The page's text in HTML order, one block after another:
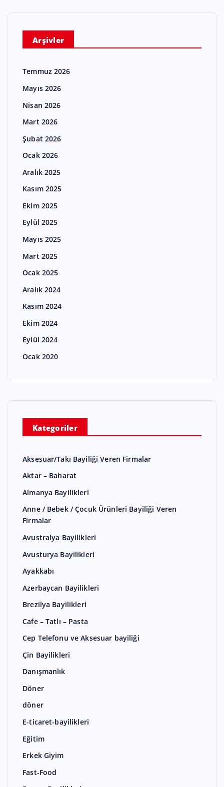
Arşivler
Temmuz 2026
Mayıs 2026
Nisan 2026
Mart 2026
Şubat 2026
Ocak 2026
Aralık 2025
Kasım 2025
Ekim 2025
Eylül 2025
Mayıs 2025
Mart 2025
Ocak 2025
Aralık 2024
Kasım 2024
Ekim 2024
Eylül 2024
Ocak 2020
Kategoriler
Aksesuar/Takı Bayiliği Veren Firmalar
Aktar – Baharat
Almanya Bayilikleri
Anne / Bebek / Çocuk Ürünleri Bayiliği Veren
Firmalar
Avustralya Bayilikleri
Avusturya Bayilikleri
Ayakkabı
Azerbaycan Bayilikleri
Brezilya Bayilikleri
Cafe – Tatlı – Pasta
Cep Telefonu ve Aksesuar bayiliği
Çin Bayilikleri
Danışmanlık
Döner
döner
E-ticaret-bayilikleri
Eğitim
Erkek Giyim
Fast-Food